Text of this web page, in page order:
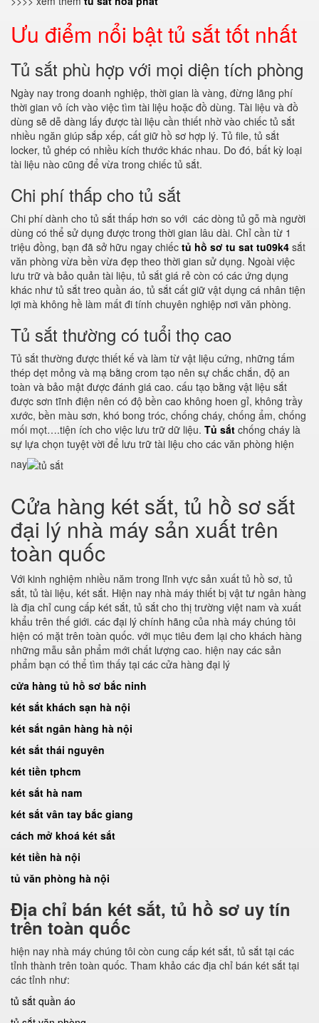
Ưu điểm nổi bật tủ sắt tốt nhất
Tủ sắt phù hợp với mọi diện tích phòng
Ngày nay trong doanh nghiệp, thời gian là vàng, đừng lãng phí
thời gian vô ích vào việc tìm tài liệu hoặc đồ dùng. Tài liệu và đồ
dùng sẽ dễ dàng lấy được tài liệu cần thiết nhờ vào chiếc tủ sắt
nhiều ngăn giúp sắp xếp, cất giữ hồ sơ hợp lý. Tủ file, tủ sắt
locker, tủ ghép có nhiều kích thước khác nhau. Do đó, bất kỳ loại
tài liệu nào cũng để vừa trong chiếc tủ sắt.
Chi phí thấp cho tủ sắt
Chi phí dành cho tủ sắt thấp hơn so với các dòng tủ gỗ mà người
dùng có thể sử dụng được trong thời gian lâu dài. Chỉ cần từ 1
triệu đồng, bạn đã sở hữu ngay chiếc tủ hồ sơ tu sat tu09k4 sắt
văn phòng vừa bền vừa đẹp theo thời gian sử dụng. Ngoài việc
lưu trữ và bảo quản tài liệu, tủ sắt giá rẻ còn có các ứng dụng
khác như tủ sắt treo quần áo, tủ sắt cất giữ vật dụng cá nhân tiện
lợi mà không hề làm mất đi tính chuyên nghiệp nơi văn phòng.
Tủ sắt thường có tuổi thọ cao
Tủ sắt thường được thiết kế và làm từ vật liệu cứng, những tấm
thép dẹt mỏng và mạ bằng crom tạo nên sự chắc chắn, độ an
toàn và bảo mật được đánh giá cao. cấu tạo bằng vật liệu sắt
được sơn tĩnh điện nên có độ bền cao không hoen gỉ, không trầy
xước, bền màu sơn, khó bong tróc, chống cháy, chống ẩm, chống
mối mọt….tiện ích cho việc lưu trữ dữ liệu. Tủ sắt chống cháy là
sự lựa chọn tuyệt vời để lưu trữ tài liệu cho các văn phòng hiện
nay
Cửa hàng két sắt, tủ hồ sơ sắt
đại lý nhà máy sản xuất trên
toàn quốc
Với kinh nghiệm nhiều năm trong lĩnh vực sản xuất tủ hồ sơ, tủ
sắt, tủ tài liệu, két sắt. Hiện nay nhà máy thiết bị vật tư ngân hàng
là địa chỉ cung cấp két sắt, tủ sắt cho thị trường việt nam và xuất
khẩu trên thế giới. các đại lý chính hãng của nhà máy chúng tôi
hiện có mặt trên toàn quốc. với mục tiêu đem lại cho khách hàng
những mẫu sản phẩm mới chất lượng cao. hiện nay các sản
phẩm bạn có thể tìm thấy tại các cửa hàng đại lý
cửa hàng tủ hồ sơ bắc ninh
két sắt khách sạn hà nội
két sắt ngân hàng hà nội
két sắt thái nguyên
két tiền tphcm
két sắt hà nam
két sắt vân tay bắc giang
cách mở khoá két sắt
két tiền hà nội
tủ văn phòng hà nội
Địa chỉ bán két sắt, tủ hồ sơ uy tín
trên toàn quốc
hiện nay nhà máy chúng tôi còn cung cấp két sắt, tủ sắt tại các
tỉnh thành trên toàn quốc. Tham khảo các địa chỉ bán két sắt tại
các tỉnh như:
tủ sắt quần áo